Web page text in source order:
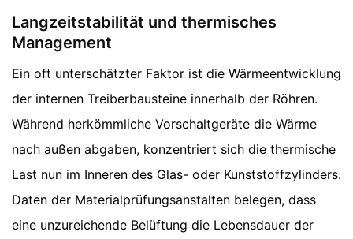
Langzeitstabilität und thermisches
Management
Ein oft unterschätzter Faktor ist die Wärmeentwicklung
der internen Treiberbausteine innerhalb der Röhren.
Während herkömmliche Vorschaltgeräte die Wärme
nach außen abgaben, konzentriert sich die thermische
Last nun im Inneren des Glas- oder Kunststoffzylinders.
Daten der Materialprüfungsanstalten belegen, dass
eine unzureichende Belüftung die Lebensdauer der